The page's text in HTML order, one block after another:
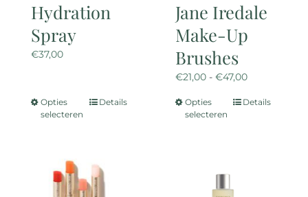
productpagina
Hydration
Spray
€37,00
Opties
selecteren
Dit
product
variaties.
Deze
Details
Jane Iredale
Make-Up
Brushes
€21,00 - €47,00Prijsklasse:
Opties
selecteren
Dit
product
variaties.
Deze
Details